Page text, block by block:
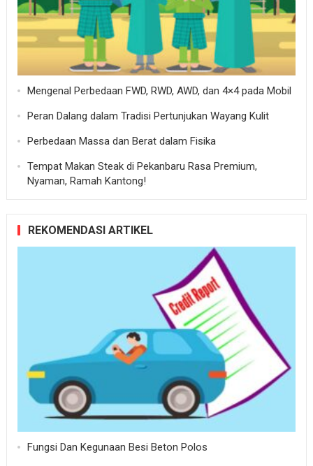
Mengenal Perbedaan FWD, RWD, AWD, dan 4×4 pada Mobil
Peran Dalang dalam Tradisi Pertunjukan Wayang Kulit
Perbedaan Massa dan Berat dalam Fisika
Tempat Makan Steak di Pekanbaru Rasa Premium,
Nyaman, Ramah Kantong!
REKOMENDASI ARTIKEL
Fungsi Dan Kegunaan Besi Beton Polos